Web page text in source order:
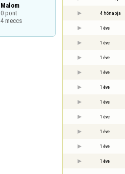
Malom
0 pont
4 meccs
4 hónapja
1 éve
1 éve
1 éve
1 éve
1 éve
1 éve
1 éve
1 éve
1 éve
1 éve